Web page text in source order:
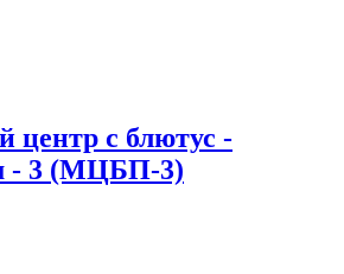
с блютус -
- 3 (МЦБП-3)